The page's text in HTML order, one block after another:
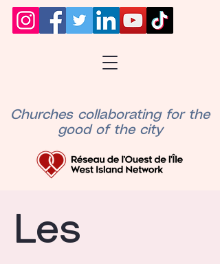
Churches collaborating for the
good of the city
Les